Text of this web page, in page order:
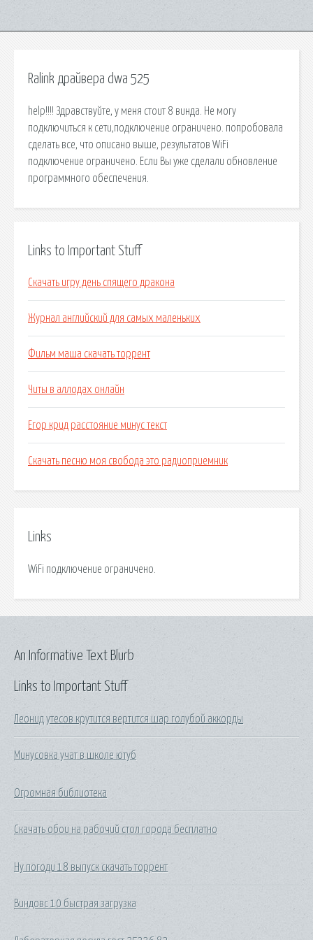
Ralink драйвера dwa 525
help!!!! Здравствуйте, у меня стоит 8 винда. Не могу
подключиться к сети,подключение ограничено. попробовала
сделать все, что описано выше, результатов WiFi
подключение ограничено. Если Вы уже сделали обновление
программного обеспечения.
Links to Important Stuff
Скачать игру день спящего дракона
Журнал английский для самых маленьких
Фильм маша скачать торрент
Читы в аллодах онлайн
Егор крид расстояние минус текст
Скачать песню моя свобода это радиоприемник
Links
WiFi подключение ограничено.
Links to Important Stuff
Леонид утесов крутится вертится шар голубой аккорды
Минусовка учат в школе ютуб
Огромная библиотека
Скачать обои на рабочий стол города бесплатно
Ну погоди 18 выпуск скачать торрент
Виндовс 10 быстрая загрузка
An Informative Text Blurb